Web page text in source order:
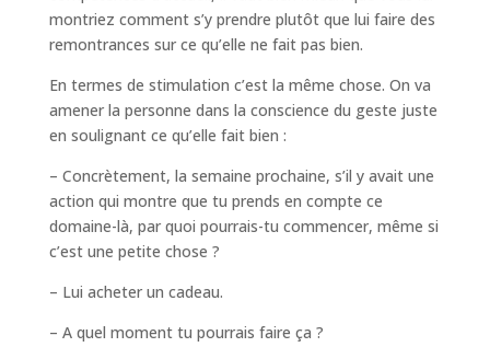
montriez comment s’y prendre plutôt que lui faire des
remontrances sur ce qu’elle ne fait pas bien.
En termes de stimulation c’est la même chose. On va
amener la personne dans la conscience du geste juste
en soulignant ce qu’elle fait bien :
– Concrètement, la semaine prochaine, s’il y avait une
action qui montre que tu prends en compte ce
domaine-là, par quoi pourrais-tu commencer, même si
c’est une petite chose ?
– Lui acheter un cadeau.
– A quel moment tu pourrais faire ça ?